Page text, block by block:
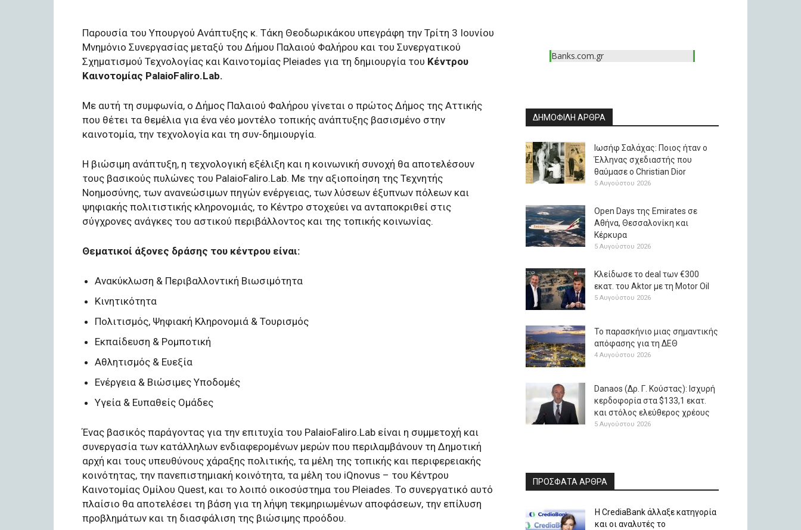
Παρουσία του Υπουργού Ανάπτυξης κ. Τάκη Θεοδωρικάκου υπεγράφη την Τρίτη 3 Ιουνίου
Μνημόνιο Συνεργασίας μεταξύ του Δήμου Παλαιού Φαλήρου και του Συνεργατικού
Σχηματισμού Τεχνολογίας και Καινοτομίας Pleiades για τη δημιουργία του Κέντρου
Καινοτομίας PalaioFaliro.Lab.
Με αυτή τη συμφωνία, ο Δήμος Παλαιού Φαλήρου γίνεται ο πρώτος Δήμος της Αττικής
που θέτει τα θεμέλια για ένα νέο μοντέλο τοπικής ανάπτυξης βασισμένο στην
καινοτομία, την τεχνολογία και τη συν-δημιουργία.
Η βιώσιμη ανάπτυξη, η τεχνολογική εξέλιξη και η κοινωνική συνοχή θα αποτελέσουν
τους βασικούς πυλώνες του PalaioFaliro.Lab. Με την αξιοποίηση της Τεχνητής
Νοημοσύνης, των ανανεώσιμων πηγών ενέργειας, των λύσεων έξυπνων πόλεων και
ψηφιακής πολιτιστικής κληρονομιάς, το Κέντρο στοχεύει να ανταποκριθεί στις
σύγχρονες ανάγκες του αστικού περιβάλλοντος και της τοπικής κοινωνίας.
Θεματικοί άξονες δράσης του κέντρου είναι:
Ανακύκλωση & Περιβαλλοντική Βιωσιμότητα
Κινητικότητα
Πολιτισμός, Ψηφιακή Κληρονομιά & Τουρισμός
Εκπαίδευση & Ρομποτική
Αθλητισμός & Ευεξία
Ενέργεια & Βιώσιμες Υποδομές
Υγεία & Ευπαθείς Ομάδες
Ένας βασικός παράγοντας για την επιτυχία του PalaioFaliro.Lab είναι η συμμετοχή και
συνεργασία των κατάλληλων ενδιαφερομένων μερών που περιλαμβάνουν τη Δημοτική
αρχή και τους υπευθύνους χάραξης πολιτικής, τα μέλη της τοπικής και περιφερειακής
κοινότητας, την πανεπιστημιακή κοινότητα, τα μέλη του iQnovus – του Κέντρου
Καινοτομίας Ομίλου Quest, και το λοιπό οικοσύστημα του Pleiades. Το συνεργατικό αυτό
πλαίσιο θα αποτελέσει τη βάση για τη λήψη τεκμηριωμένων αποφάσεων, την επίλυση
προβλημάτων και τη διασφάλιση της βιώσιμης προόδου.
Banks.com.gr
ΔΗΜΟΦΙΛΗ ΑΡΘΡΑ
Ιωσήφ Σαλάχας: Ποιος ήταν ο
Έλληνας σχεδιαστής που
θαύμασε ο Christian Dior
5 Αυγούστου 2026
Open Days της Emirates σε
Αθήνα, Θεσσαλονίκη και
Κέρκυρα
5 Αυγούστου 2026
Κλείδωσε το deal των €300
εκατ. του Aktor με τη Μotor Oil
5 Αυγούστου 2026
Το παρασκήνιο μιας σημαντικής
απόφασης για τη ΔΕΘ
4 Αυγούστου 2026
Danaos (Δρ. Γ. Κούστας): Ισχυρή
κερδοφορία στα $133,1 εκατ.
και στόλος ελεύθερος χρέους
5 Αυγούστου 2026
ΠΡΟΣΦΑΤΑ ΑΡΘΡΑ
Η CrediaBank άλλαξε κατηγορία
και οι αναλυτές το